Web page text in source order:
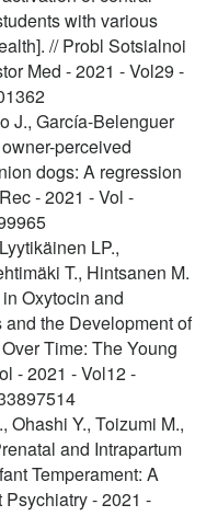
with various
// Probl Sotsialnoi
Med - 2021 - Vol29 -
J., García-Belenguer
perceived
dogs: A regression
- 2021 - Vol -
LP.,
T., Hintsanen M.
Oxytocin and
the Development of
Time: The Young
- 2021 - Vol12 -
Ohashi Y., Toizumi M.,
and Intrapartum
Temperament: A
- 2021 -